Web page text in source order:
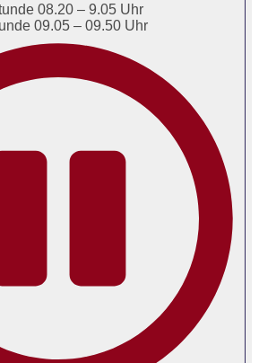
08.20 – 9.05 Uhr
09.05 – 09.50 Uhr